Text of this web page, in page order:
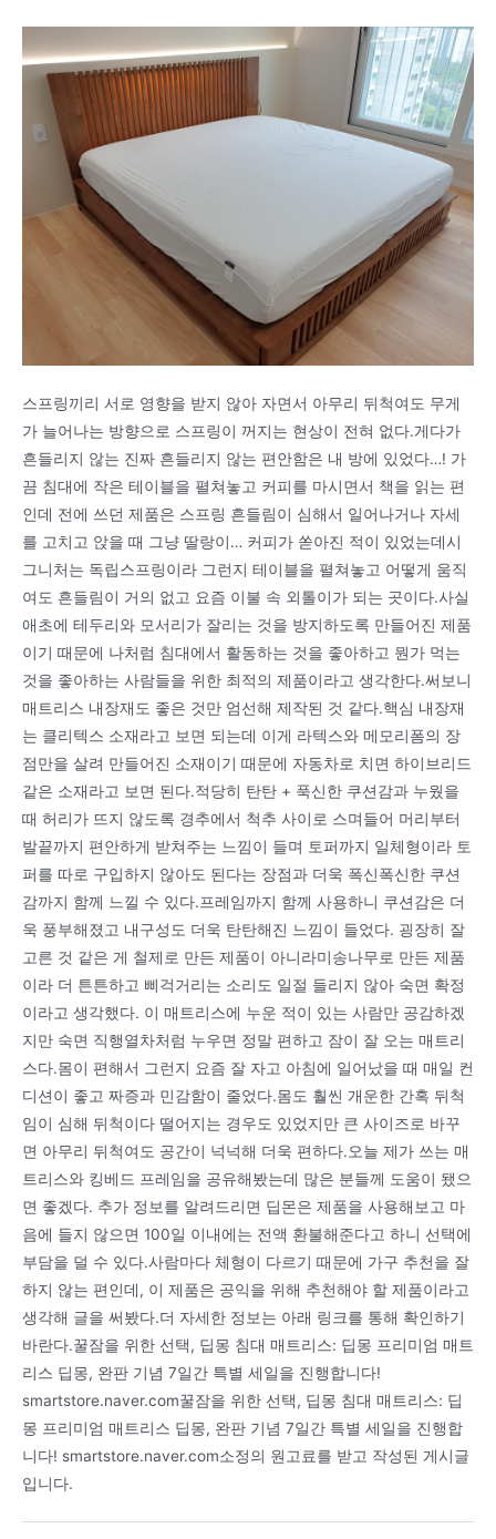
스프링끼리 서로 영향을 받지 않아 자면서 아무리 뒤척여도 무게
가 늘어나는 방향으로 스프링이 꺼지는 현상이 전혀 없다.게다가
흔들리지 않는 진짜 흔들리지 않는 편안함은 내 방에 있었다…! 가
끔 침대에 작은 테이블을 펼쳐놓고 커피를 마시면서 책을 읽는 편
인데 전에 쓰던 제품은 스프링 흔들림이 심해서 일어나거나 자세
를 고치고 앉을 때 그냥 딸랑이… 커피가 쏟아진 적이 있었는데시
그니처는 독립스프링이라 그런지 테이블을 펼쳐놓고 어떻게 움직
여도 흔들림이 거의 없고 요즘 이불 속 외톨이가 되는 곳이다.사실
애초에 테두리와 모서리가 잘리는 것을 방지하도록 만들어진 제품
이기 때문에 나처럼 침대에서 활동하는 것을 좋아하고 뭔가 먹는
것을 좋아하는 사람들을 위한 최적의 제품이라고 생각한다.써보니
매트리스 내장재도 좋은 것만 엄선해 제작된 것 같다.핵심 내장재
는 클리텍스 소재라고 보면 되는데 이게 라텍스와 메모리폼의 장
점만을 살려 만들어진 소재이기 때문에 자동차로 치면 하이브리드
같은 소재라고 보면 된다.적당히 탄탄 + 푹신한 쿠션감과 누웠을
때 허리가 뜨지 않도록 경추에서 척추 사이로 스며들어 머리부터
발끝까지 편안하게 받쳐주는 느낌이 들며 토퍼까지 일체형이라 토
퍼를 따로 구입하지 않아도 된다는 장점과 더욱 폭신폭신한 쿠션
감까지 함께 느낄 수 있다.프레임까지 함께 사용하니 쿠션감은 더
욱 풍부해졌고 내구성도 더욱 탄탄해진 느낌이 들었다. 굉장히 잘
고른 것 같은 게 철제로 만든 제품이 아니라미송나무로 만든 제품
이라 더 튼튼하고 삐걱거리는 소리도 일절 들리지 않아 숙면 확정
이라고 생각했다. 이 매트리스에 누운 적이 있는 사람만 공감하겠
지만 숙면 직행열차처럼 누우면 정말 편하고 잠이 잘 오는 매트리
스다.몸이 편해서 그런지 요즘 잘 자고 아침에 일어났을 때 매일 컨
디션이 좋고 짜증과 민감함이 줄었다.몸도 훨씬 개운한 간혹 뒤척
임이 심해 뒤척이다 떨어지는 경우도 있었지만 큰 사이즈로 바꾸
면 아무리 뒤척여도 공간이 넉넉해 더욱 편하다.오늘 제가 쓰는 매
트리스와 킹베드 프레임을 공유해봤는데 많은 분들께 도움이 됐으
면 좋겠다. 추가 정보를 알려드리면 딥몬은 제품을 사용해보고 마
음에 들지 않으면 100일 이내에는 전액 환불해준다고 하니 선택에
부담을 덜 수 있다.사람마다 체형이 다르기 때문에 가구 추천을 잘
하지 않는 편인데, 이 제품은 공익을 위해 추천해야 할 제품이라고
생각해 글을 써봤다.더 자세한 정보는 아래 링크를 통해 확인하기
바란다.꿀잠을 위한 선택, 딥몽 침대 매트리스: 딥몽 프리미엄 매트
리스 딥몽, 완판 기념 7일간 특별 세일을 진행합니다!
smartstore.naver.com꿀잠을 위한 선택, 딥몽 침대 매트리스: 딥
몽 프리미엄 매트리스 딥몽, 완판 기념 7일간 특별 세일을 진행합
니다! smartstore.naver.com소정의 원고료를 받고 작성된 게시글
입니다.